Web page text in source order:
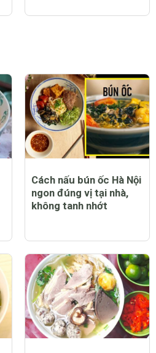
Cách nấu bún ốc Hà Nội
ngon đúng vị tại nhà,
không tanh nhớt